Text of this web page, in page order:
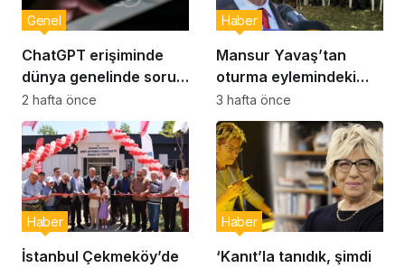
ChatGPT erişiminde
dünya genelinde sorun:
Milyonlarca kullanıcı
etkilendi
Genel
2 hafta önce
Mansur Yavaş’tan
oturma eylemindeki
şehit aileleri ve
gazilere ziyaret
Haber
3 hafta önce
İstanbul Çekmeköy’de
Haber
‘Kanıt’la tanıdık, şimdi
Haber